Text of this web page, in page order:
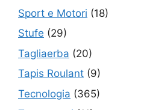
Sport e Motori (18)
Stufe (29)
Tagliaerba (20)
Tapis Roulant (9)
Tecnologia (365)